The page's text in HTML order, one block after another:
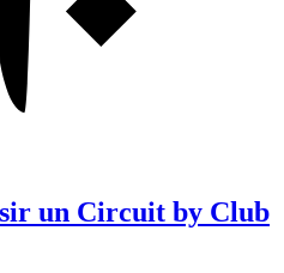
un Circuit by Club